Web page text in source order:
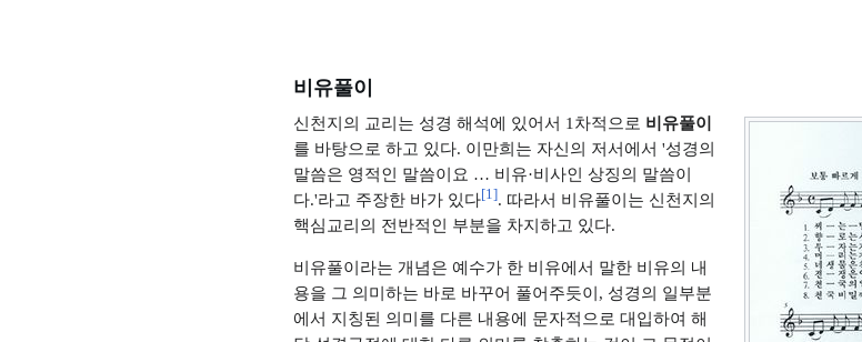
비유풀이
신천지의 교리는 성경 해석에 있어서 1차적으로 비유풀이
를 바탕으로 하고 있다. 이만희는 자신의 저서에서 '성경의
말씀은 영적인 말씀이요 … 비유·비사인 상징의 말씀이
다.'라고 주장한 바가 있다[1]. 따라서 비유풀이는 신천지의
핵심교리의 전반적인 부분을 차지하고 있다.
비유풀이라는 개념은 예수가 한 비유에서 말한 비유의 내
용을 그 의미하는 바로 바꾸어 풀어주듯이, 성경의 일부분
에서 지칭된 의미를 다른 내용에 문자적으로 대입하여 해